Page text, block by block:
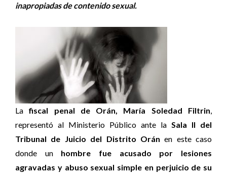
inapropiadas de contenido sexual.
La fiscal penal de Orán, María Soledad Filtrin,
representó al Ministerio Público ante la Sala II del
Tribunal de Juicio del Distrito Orán en este caso
donde un hombre fue acusado por lesiones
agravadas y abuso sexual simple en perjuicio de su